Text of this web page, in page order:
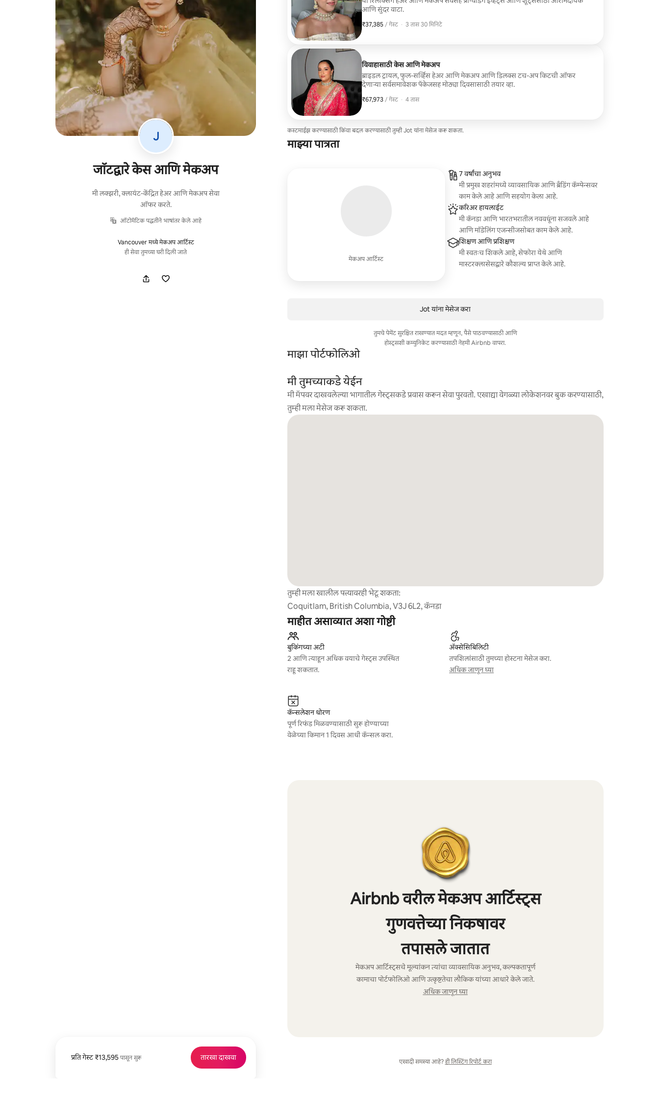
जॉटद्वारे केस आणि मेकअप
मी लक्झरी, क्लायंट-केंद्रित हेअर आणि मेकअप सेवा
ऑफर करते.
ऑटोमॅटिक पद्धतीने भाषांतर केले आहे
Vancouver मध्ये मेकअप आर्टिस्ट
ही सेवा तुमच्या घरी दिली जाते
प्रति गेस्ट ₹13,595 पासून सुरू
प्रति गेस्ट ₹13,595 पासून तारखा दाखवा
आणि सुंदर वाटा.
₹37,385 / गेस्ट
₹37,385 प्रति गेस्ट
, · 3 तास 30 मिनिटे
विवाहासाठी केस आणि मेकअप
ब्राइडल ट्रायल, फुल-सर्व्हिस हेअर आणि मेकअप आणि डिलक्स टच-अप किटची ऑफर
देणाऱ्या सर्वसमावेशक पॅकेजसह मोठ्या दिवसासाठी तयार व्हा.
₹67,973 / गेस्ट
₹67,973 प्रति गेस्ट
, · 4 तास
कस्टमाईझ करण्यासाठी किंवा बदल करण्यासाठी तुम्ही Jot यांना मेसेज करू शकता.
माझ्या पात्रता
मेकअप आर्टिस्ट
7 वर्षांचा अनुभव
मी प्रमुख शहरांमध्ये व्यावसायिक आणि ब्रँडिंग कॅम्पेन्सवर
काम केले आहे आणि सहयोग केला आहे.
करिअर हायलाईट
मी कॅनडा आणि भारतभरातील नववधूंना सजवले आहे
आणि मॉडेलिंग एजन्सीजसोबत काम केले आहे.
शिक्षण आणि प्रशिक्षण
मी स्वतःच शिकले आहे, सेफोरा येथे आणि
मास्टरक्लासेसद्वारे कौशल्य प्राप्त केले आहे.
Jot यांना मेसेज करा
तुमचे पेमेंट सुरक्षित राखण्यात मदत म्हणून, पैसे पाठवण्यासाठी आणि
होस्ट्सशी कम्युनिकेट करण्यासाठी नेहमी Airbnb वापरा.
माझा पोर्टफोलिओ
मी तुमच्याकडे येईन
मी मॅपवर दाखवलेल्या भागातील गेस्ट्सकडे प्रवास करून सेवा पुरवतो. एखाद्या वेगळ्या लोकेशनवर बुक करण्यासाठी,
तुम्ही मला मेसेज करू शकता.
तुम्ही मला खालील पत्त्यावरही भेटू शकता:
Coquitlam, British Columbia, V3J 6L2, कॅनडा
माहीत असाव्यात अशा गोष्टी
बुकिंगच्या अटी
2 आणि त्याहून अधिक वयाचे गेस्ट्स उपस्थित
राहू शकतात.
ॲक्सेसिबिलिटी
तपशिलांसाठी तुमच्या होस्टना मेसेज करा.
अधिक जाणून घ्या
कॅन्सलेशन धोरण
पूर्ण रिफंड मिळवण्यासाठी सुरू होण्याच्या
वेळेच्या किमान 1 दिवस आधी कॅन्सल करा.
Airbnb वरील मेकअप आर्टिस्ट्स
गुणवत्तेच्या निकषावर
तपासले जातात
मेकअप आर्टिस्ट्सचे मूल्यांकन त्यांचा व्यावसायिक अनुभव, कल्पकतापूर्ण
कामाचा पोर्टफोलिओ आणि उत्कृष्टतेचा लौकिक यांच्या आधारे केले जाते.
अधिक जाणून घ्या
एखादी समस्या आहे? ही लिस्टिंग रिपोर्ट करा